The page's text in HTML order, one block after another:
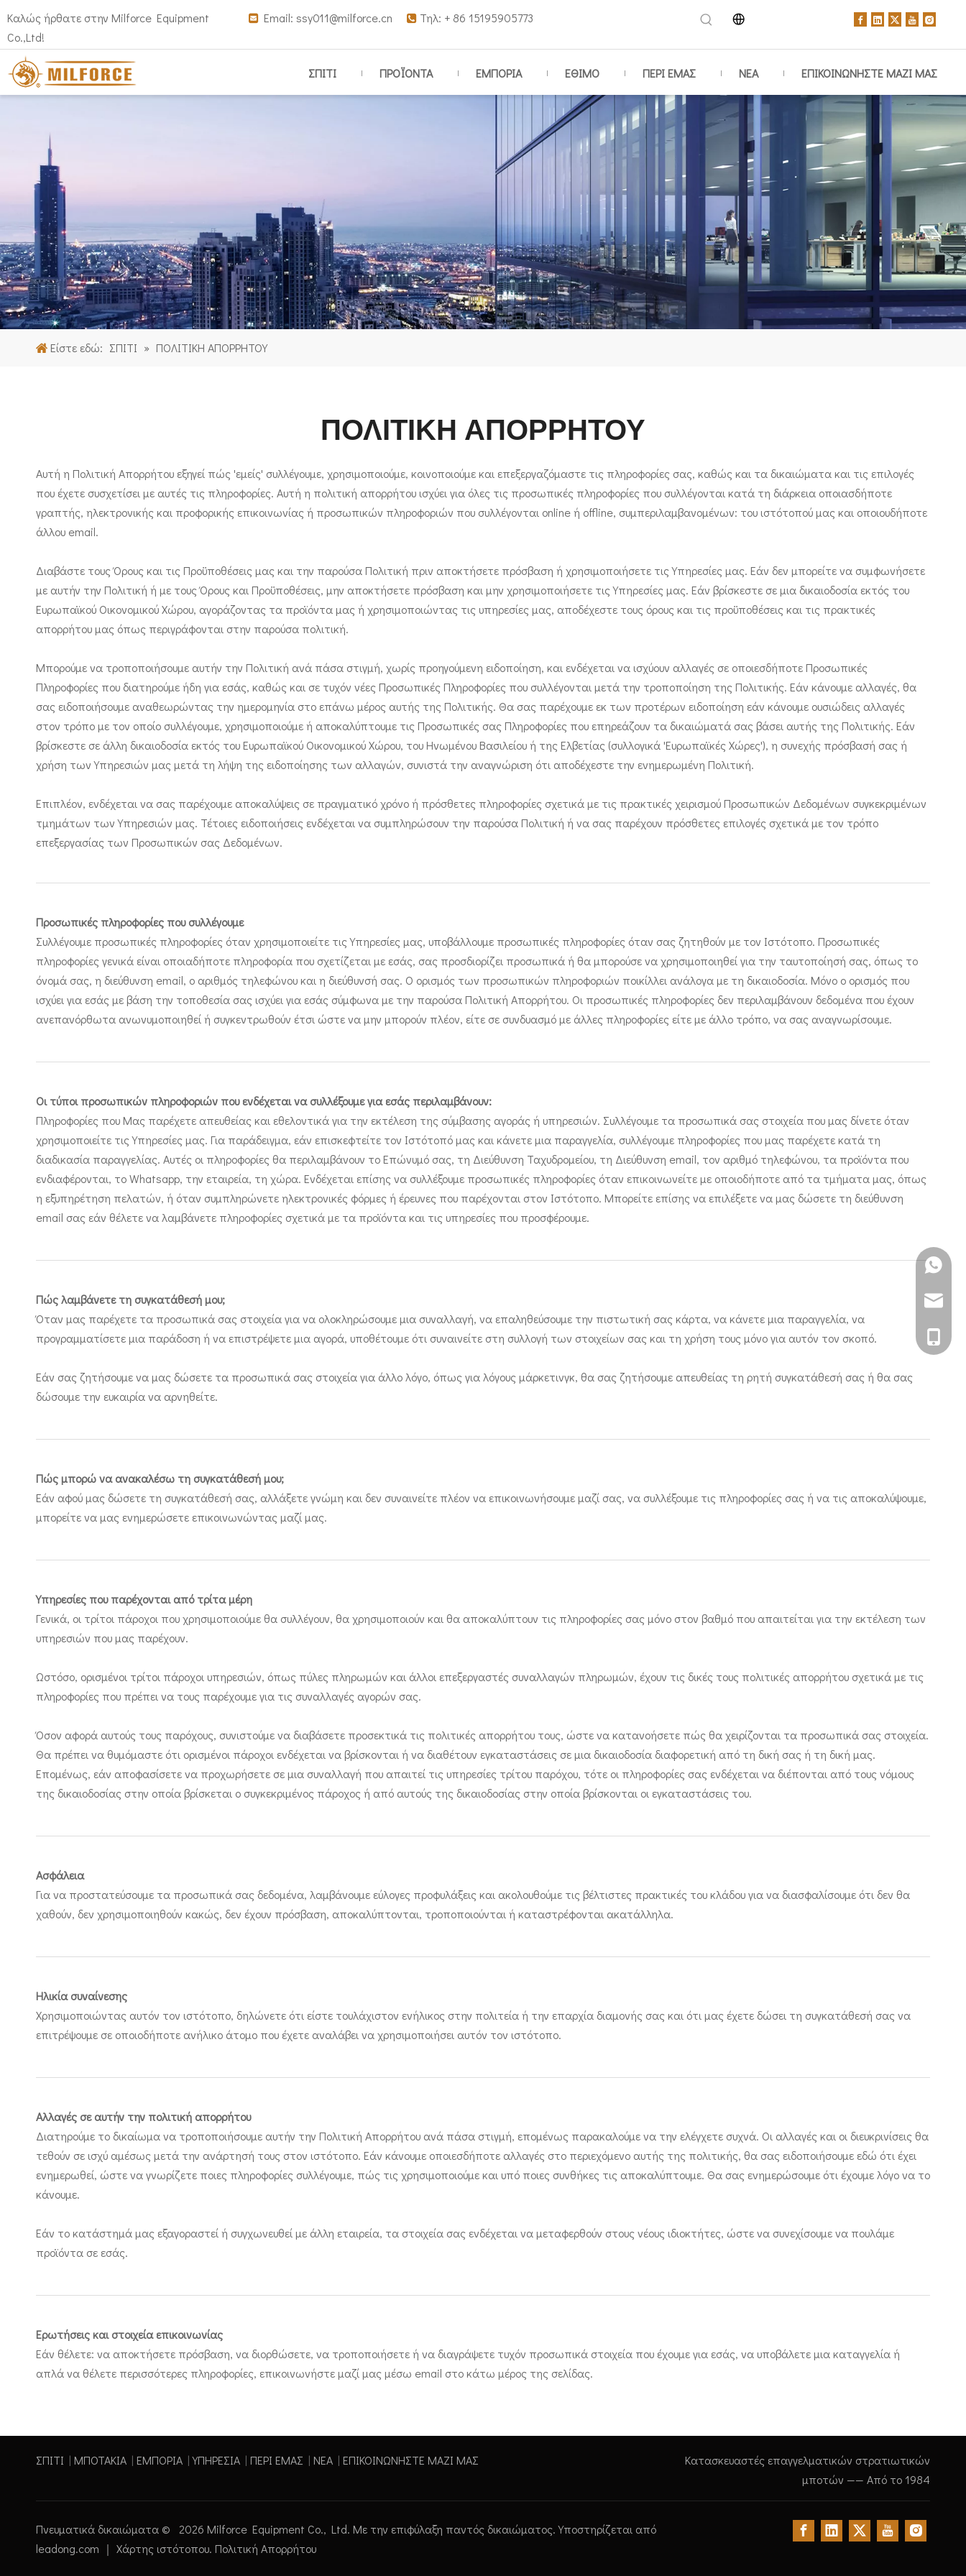
Καλώς ήρθατε στην Milforce Equipment
Co.,Ltd!
 Email: ssy011@milforce.cn  Τηλ: + 86 15195905773
ΣΠΙΤΙ ΠΡΟΪΟΝΤΑ ΕΜΠΟΡΙΑ ΕΘΙΜΟ ΠΕΡΙ ΕΜΑΣ ΝΕΑ ΕΠΙΚΟΙΝΩΝΗΣΤΕ ΜΑΖΙ ΜΑΣ
Είστε εδώ: ΣΠΙΤΙ » ΠΟΛΙΤΙΚΗ ΑΠΟΡΡΗΤΟΥ
ΠΟΛΙΤΙΚΗ ΑΠΟΡΡΗΤΟΥ
Αυτή η Πολιτική Απορρήτου εξηγεί πώς 'εμείς' συλλέγουμε, χρησιμοποιούμε, κοινοποιούμε και επεξεργαζόμαστε τις πληροφορίες σας, καθώς και τα δικαιώματα και τις επιλογές
που έχετε συσχετίσει με αυτές τις πληροφορίες. Αυτή η πολιτική απορρήτου ισχύει για όλες τις προσωπικές πληροφορίες που συλλέγονται κατά τη διάρκεια οποιασδήποτε
γραπτής, ηλεκτρονικής και προφορικής επικοινωνίας ή προσωπικών πληροφοριών που συλλέγονται online ή offline, συμπεριλαμβανομένων: του ιστότοπού μας και οποιουδήποτε
άλλου email.
Διαβάστε τους Όρους και τις Προϋποθέσεις μας και την παρούσα Πολιτική πριν αποκτήσετε πρόσβαση ή χρησιμοποιήσετε τις Υπηρεσίες μας. Εάν δεν μπορείτε να συμφωνήσετε
με αυτήν την Πολιτική ή με τους Όρους και Προϋποθέσεις, μην αποκτήσετε πρόσβαση και μην χρησιμοποιήσετε τις Υπηρεσίες μας. Εάν βρίσκεστε σε μια δικαιοδοσία εκτός του
Ευρωπαϊκού Οικονομικού Χώρου, αγοράζοντας τα προϊόντα μας ή χρησιμοποιώντας τις υπηρεσίες μας, αποδέχεστε τους όρους και τις προϋποθέσεις και τις πρακτικές
απορρήτου μας όπως περιγράφονται στην παρούσα πολιτική.
Μπορούμε να τροποποιήσουμε αυτήν την Πολιτική ανά πάσα στιγμή, χωρίς προηγούμενη ειδοποίηση, και ενδέχεται να ισχύουν αλλαγές σε οποιεσδήποτε Προσωπικές
Πληροφορίες που διατηρούμε ήδη για εσάς, καθώς και σε τυχόν νέες Προσωπικές Πληροφορίες που συλλέγονται μετά την τροποποίηση της Πολιτικής. Εάν κάνουμε αλλαγές, θα
σας ειδοποιήσουμε αναθεωρώντας την ημερομηνία στο επάνω μέρος αυτής της Πολιτικής. Θα σας παρέχουμε εκ των προτέρων ειδοποίηση εάν κάνουμε ουσιώδεις αλλαγές
στον τρόπο με τον οποίο συλλέγουμε, χρησιμοποιούμε ή αποκαλύπτουμε τις Προσωπικές σας Πληροφορίες που επηρεάζουν τα δικαιώματά σας βάσει αυτής της Πολιτικής. Εάν
βρίσκεστε σε άλλη δικαιοδοσία εκτός του Ευρωπαϊκού Οικονομικού Χώρου, του Ηνωμένου Βασιλείου ή της Ελβετίας (συλλογικά 'Ευρωπαϊκές Χώρες'), η συνεχής πρόσβασή σας ή
χρήση των Υπηρεσιών μας μετά τη λήψη της ειδοποίησης των αλλαγών, συνιστά την αναγνώριση ότι αποδέχεστε την ενημερωμένη Πολιτική.
Επιπλέον, ενδέχεται να σας παρέχουμε αποκαλύψεις σε πραγματικό χρόνο ή πρόσθετες πληροφορίες σχετικά με τις πρακτικές χειρισμού Προσωπικών Δεδομένων συγκεκριμένων
τμημάτων των Υπηρεσιών μας. Τέτοιες ειδοποιήσεις ενδέχεται να συμπληρώσουν την παρούσα Πολιτική ή να σας παρέχουν πρόσθετες επιλογές σχετικά με τον τρόπο
επεξεργασίας των Προσωπικών σας Δεδομένων.
Προσωπικές πληροφορίες που συλλέγουμε
Συλλέγουμε προσωπικές πληροφορίες όταν χρησιμοποιείτε τις Υπηρεσίες μας, υποβάλλουμε προσωπικές πληροφορίες όταν σας ζητηθούν με τον Ιστότοπο. Προσωπικές
πληροφορίες γενικά είναι οποιαδήποτε πληροφορία που σχετίζεται με εσάς, σας προσδιορίζει προσωπικά ή θα μπορούσε να χρησιμοποιηθεί για την ταυτοποίησή σας, όπως το
όνομά σας, η διεύθυνση email, ο αριθμός τηλεφώνου και η διεύθυνσή σας. Ο ορισμός των προσωπικών πληροφοριών ποικίλλει ανάλογα με τη δικαιοδοσία. Μόνο ο ορισμός που
ισχύει για εσάς με βάση την τοποθεσία σας ισχύει για εσάς σύμφωνα με την παρούσα Πολιτική Απορρήτου. Οι προσωπικές πληροφορίες δεν περιλαμβάνουν δεδομένα που έχουν
ανεπανόρθωτα ανωνυμοποιηθεί ή συγκεντρωθούν έτσι ώστε να μην μπορούν πλέον, είτε σε συνδυασμό με άλλες πληροφορίες είτε με άλλο τρόπο, να σας αναγνωρίσουμε.
Οι τύποι προσωπικών πληροφοριών που ενδέχεται να συλλέξουμε για εσάς περιλαμβάνουν:
Πληροφορίες που Μας παρέχετε απευθείας και εθελοντικά για την εκτέλεση της σύμβασης αγοράς ή υπηρεσιών. Συλλέγουμε τα προσωπικά σας στοιχεία που μας δίνετε όταν
χρησιμοποιείτε τις Υπηρεσίες μας. Για παράδειγμα, εάν επισκεφτείτε τον Ιστότοπό μας και κάνετε μια παραγγελία, συλλέγουμε πληροφορίες που μας παρέχετε κατά τη
διαδικασία παραγγελίας. Αυτές οι πληροφορίες θα περιλαμβάνουν το Επώνυμό σας, τη Διεύθυνση Ταχυδρομείου, τη Διεύθυνση email, τον αριθμό τηλεφώνου, τα προϊόντα που
ενδιαφέρονται, το Whatsapp, την εταιρεία, τη χώρα. Ενδέχεται επίσης να συλλέξουμε προσωπικές πληροφορίες όταν επικοινωνείτε με οποιοδήποτε από τα τμήματα μας, όπως
η εξυπηρέτηση πελατών, ή όταν συμπληρώνετε ηλεκτρονικές φόρμες ή έρευνες που παρέχονται στον Ιστότοπο. Μπορείτε επίσης να επιλέξετε να μας δώσετε τη διεύθυνση
email σας εάν θέλετε να λαμβάνετε πληροφορίες σχετικά με τα προϊόντα και τις υπηρεσίες που προσφέρουμε.
Πώς λαμβάνετε τη συγκατάθεσή μου;
Όταν μας παρέχετε τα προσωπικά σας στοιχεία για να ολοκληρώσουμε μια συναλλαγή, να επαληθεύσουμε την πιστωτική σας κάρτα, να κάνετε μια παραγγελία, να
προγραμματίσετε μια παράδοση ή να επιστρέψετε μια αγορά, υποθέτουμε ότι συναινείτε στη συλλογή των στοιχείων σας και τη χρήση τους μόνο για αυτόν τον σκοπό.
Εάν σας ζητήσουμε να μας δώσετε τα προσωπικά σας στοιχεία για άλλο λόγο, όπως για λόγους μάρκετινγκ, θα σας ζητήσουμε απευθείας τη ρητή συγκατάθεσή σας ή θα σας
δώσουμε την ευκαιρία να αρνηθείτε.
Πώς μπορώ να ανακαλέσω τη συγκατάθεσή μου;
Εάν αφού μας δώσετε τη συγκατάθεσή σας, αλλάξετε γνώμη και δεν συναινείτε πλέον να επικοινωνήσουμε μαζί σας, να συλλέξουμε τις πληροφορίες σας ή να τις αποκαλύψουμε,
μπορείτε να μας ενημερώσετε επικοινωνώντας μαζί μας.
Υπηρεσίες που παρέχονται από τρίτα μέρη
Γενικά, οι τρίτοι πάροχοι που χρησιμοποιούμε θα συλλέγουν, θα χρησιμοποιούν και θα αποκαλύπτουν τις πληροφορίες σας μόνο στον βαθμό που απαιτείται για την εκτέλεση των
υπηρεσιών που μας παρέχουν.
Ωστόσο, ορισμένοι τρίτοι πάροχοι υπηρεσιών, όπως πύλες πληρωμών και άλλοι επεξεργαστές συναλλαγών πληρωμών, έχουν τις δικές τους πολιτικές απορρήτου σχετικά με τις
πληροφορίες που πρέπει να τους παρέχουμε για τις συναλλαγές αγορών σας.
Όσον αφορά αυτούς τους παρόχους, συνιστούμε να διαβάσετε προσεκτικά τις πολιτικές απορρήτου τους, ώστε να κατανοήσετε πώς θα χειρίζονται τα προσωπικά σας στοιχεία.
Θα πρέπει να θυμόμαστε ότι ορισμένοι πάροχοι ενδέχεται να βρίσκονται ή να διαθέτουν εγκαταστάσεις σε μια δικαιοδοσία διαφορετική από τη δική σας ή τη δική μας.
Επομένως, εάν αποφασίσετε να προχωρήσετε σε μια συναλλαγή που απαιτεί τις υπηρεσίες τρίτου παρόχου, τότε οι πληροφορίες σας ενδέχεται να διέπονται από τους νόμους
της δικαιοδοσίας στην οποία βρίσκεται ο συγκεκριμένος πάροχος ή από αυτούς της δικαιοδοσίας στην οποία βρίσκονται οι εγκαταστάσεις του.
Ασφάλεια
Για να προστατεύσουμε τα προσωπικά σας δεδομένα, λαμβάνουμε εύλογες προφυλάξεις και ακολουθούμε τις βέλτιστες πρακτικές του κλάδου για να διασφαλίσουμε ότι δεν θα
χαθούν, δεν χρησιμοποιηθούν κακώς, δεν έχουν πρόσβαση, αποκαλύπτονται, τροποποιούνται ή καταστρέφονται ακατάλληλα.
Ηλικία συναίνεσης
Χρησιμοποιώντας αυτόν τον ιστότοπο, δηλώνετε ότι είστε τουλάχιστον ενήλικος στην πολιτεία ή την επαρχία διαμονής σας και ότι μας έχετε δώσει τη συγκατάθεσή σας να
επιτρέψουμε σε οποιοδήποτε ανήλικο άτομο που έχετε αναλάβει να χρησιμοποιήσει αυτόν τον ιστότοπο.
Αλλαγές σε αυτήν την πολιτική απορρήτου
Διατηρούμε το δικαίωμα να τροποποιήσουμε αυτήν την Πολιτική Απορρήτου ανά πάσα στιγμή, επομένως παρακαλούμε να την ελέγχετε συχνά. Οι αλλαγές και οι διευκρινίσεις θα
τεθούν σε ισχύ αμέσως μετά την ανάρτησή τους στον ιστότοπο. Εάν κάνουμε οποιεσδήποτε αλλαγές στο περιεχόμενο αυτής της πολιτικής, θα σας ειδοποιήσουμε εδώ ότι έχει
ενημερωθεί, ώστε να γνωρίζετε ποιες πληροφορίες συλλέγουμε, πώς τις χρησιμοποιούμε και υπό ποιες συνθήκες τις αποκαλύπτουμε. Θα σας ενημερώσουμε ότι έχουμε λόγο να το
κάνουμε.
Εάν το κατάστημά μας εξαγοραστεί ή συγχωνευθεί με άλλη εταιρεία, τα στοιχεία σας ενδέχεται να μεταφερθούν στους νέους ιδιοκτήτες, ώστε να συνεχίσουμε να πουλάμε
προϊόντα σε εσάς.
Ερωτήσεις και στοιχεία επικοινωνίας
Εάν θέλετε: να αποκτήσετε πρόσβαση, να διορθώσετε, να τροποποιήσετε ή να διαγράψετε τυχόν προσωπικά στοιχεία που έχουμε για εσάς, να υποβάλετε μια καταγγελία ή
απλά να θέλετε περισσότερες πληροφορίες, επικοινωνήστε μαζί μας μέσω email στο κάτω μέρος της σελίδας.
+86
+86
ΣΠΙΤΙ | ΜΠΟΤΑΚΙΑ | ΕΜΠΟΡΙΑ | ΥΠΗΡΕΣΙΑ | ΠΕΡΙ ΕΜΑΣ | ΝΕΑ | ΕΠΙΚΟΙΝΩΝΗΣΤΕ ΜΑΖΙ ΜΑΣ
Κατασκευαστές επαγγελματικών στρατιωτικών
μποτών —— Από το 1984
Πνευματικά δικαιώματα © 2026 Milforce Equipment Co., Ltd. Με την επιφύλαξη παντός δικαιώματος. Υποστηρίζεται από
leadong.com ｜ Χάρτης ιστότοπου. Πολιτική Απορρήτου